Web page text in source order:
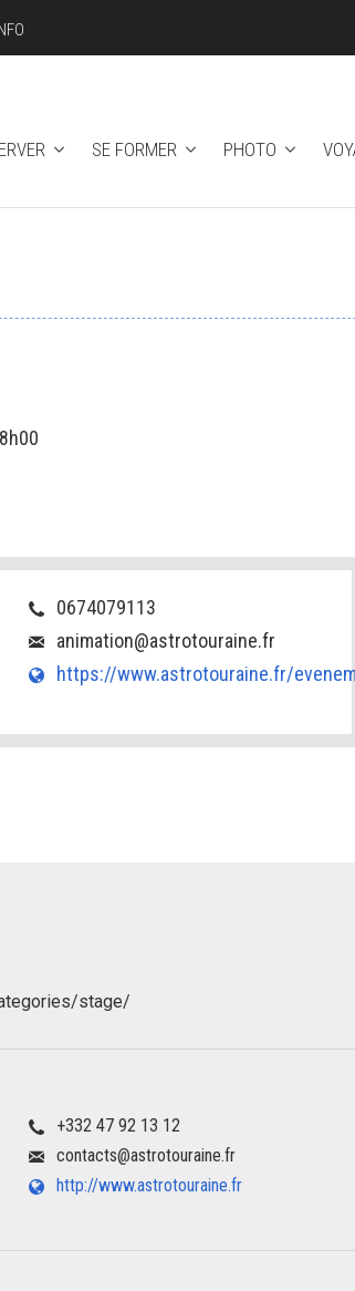
SE FORMER PHOTO
0674079113
animation@astrotouraine.fr
https://www.astrotouraine.fr/
stage/
+332 47 92 13 12
contacts@astrotouraine.fr
http://www.astrotouraine.fr